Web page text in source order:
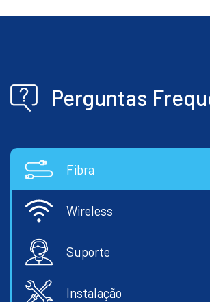
Perguntas
Fibra
Wireless
Suporte
Instalação